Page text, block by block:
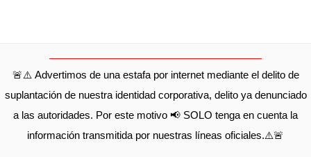
🚨⚠️ Advertimos de una estafa por internet mediante el delito de
suplantación de nuestra identidad corporativa, delito ya denunciado
a las autoridades. Por este motivo 📢 SOLO tenga en cuenta la
información transmitida por nuestras líneas oficiales.⚠️🚨